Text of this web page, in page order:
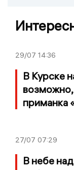
29/07 14:36
В Курске
приманка
27/07 07:29
В небе